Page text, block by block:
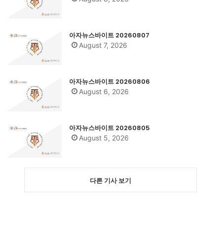
아자뉴스바이트 20260807
August 7, 2026
아자뉴스바이트 20260806
August 6, 2026
아자뉴스바이트 20260805
August 5, 2026
다른 기사 보기